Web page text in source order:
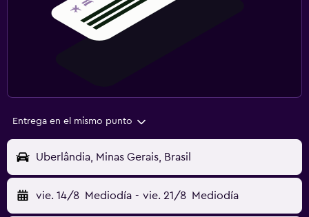
Entrega en el mismo punto
Uberlândia, Minas Gerais, Brasil
vie. 14/8 Mediodía - vie. 21/8 Mediodía